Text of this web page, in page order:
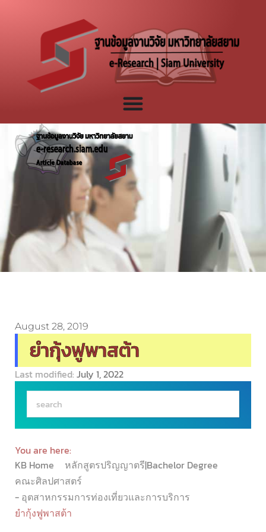
August 28, 2019
ยำกุ้งฟูพาสต้า
Last modified: July 1, 2022
You are here:
KB Home
หลักสูตรปริญญาตรี|Bachelor Degree
คณะศิลปศาสตร์
- อุตสาหกรรมการท่องเที่ยวและการบริการ
ยำกุ้งฟูพาสต้า